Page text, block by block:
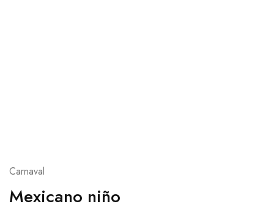
Carnaval
Mexicano niño